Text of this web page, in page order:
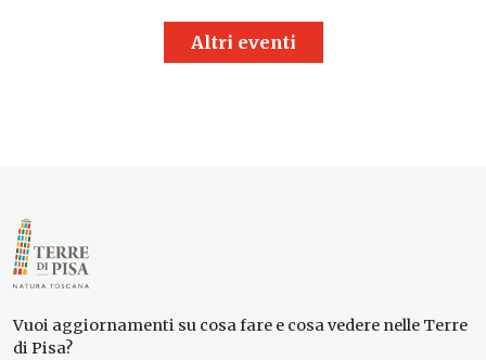
Altri eventi
Vuoi aggiornamenti su cosa fare e cosa vedere nelle Terre
di Pisa?